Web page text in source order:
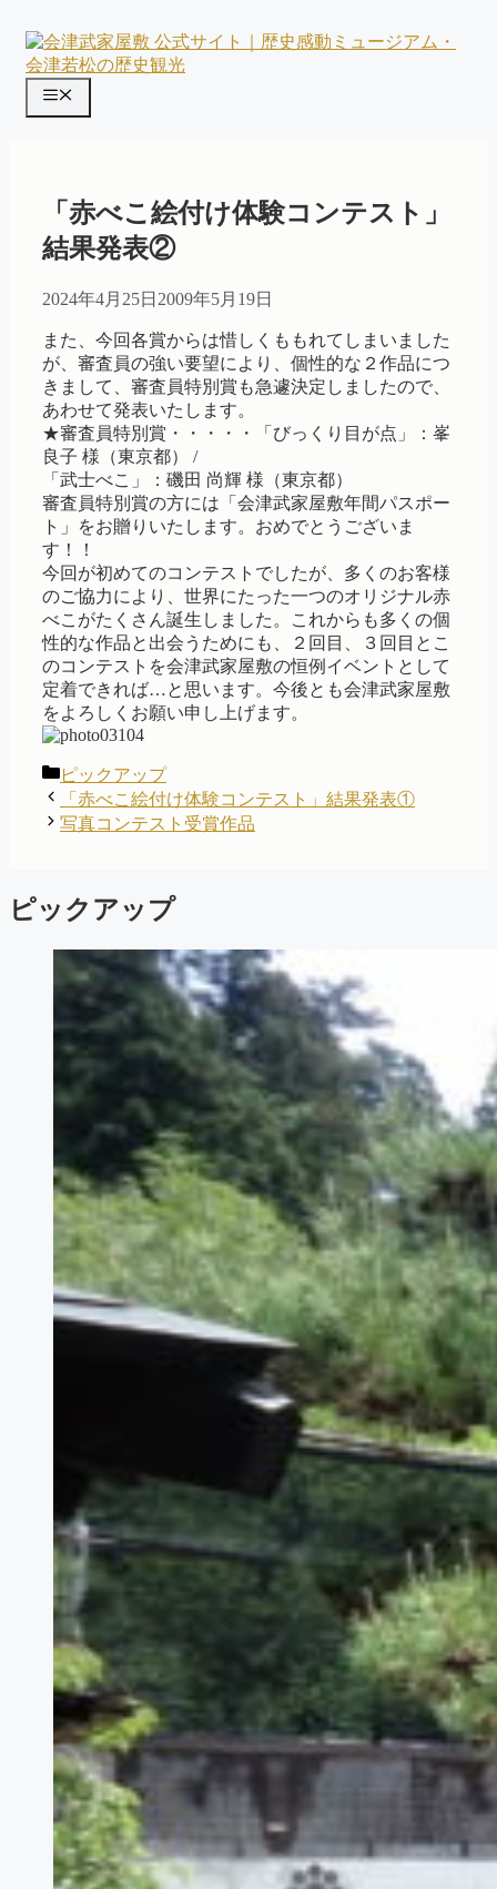
メ
ー
「赤べこ絵付け体験コンテスト」
結果発表②
2024年4月25日 2009年5月19日
また、今回各賞からは惜しくももれてしまいました
が、審査員の強い要望により、個性的な２作品につ
きまして、審査員特別賞も急遽決定しましたので、
あわせて発表いたします。
★審査員特別賞・・・・・「びっくり目が点」：峯
良子 様（東京都） /
「武士べこ」：磯田 尚輝 様（東京都）
審査員特別賞の方には「会津武家屋敷年間パスポー
ト」をお贈りいたします。おめでとうございま
す！！
今回が初めてのコンテストでしたが、多くのお客様
のご協力により、世界にたった一つのオリジナル赤
べこがたくさん誕生しました。これからも多くの個
性的な作品と出会うためにも、２回目、３回目とこ
のコンテストを会津武家屋敷の恒例イベントとして
定着できれば…と思います。今後とも会津武家屋敷
をよろしくお願い申し上げます。
カ
テ
ゴ
ピックアップ
「赤べこ絵付け体験コンテスト」結果発表①
写真コンテスト受賞作品
ピックアップ